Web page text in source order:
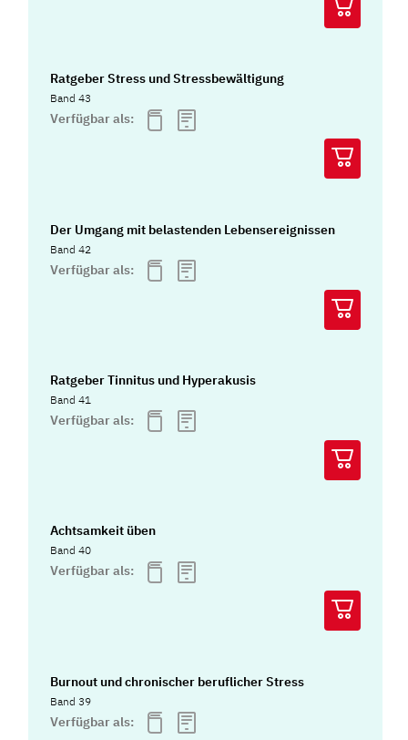
Ratgeber Stress und Stressbewältigung
Band 43
Verfügbar als:
Der Umgang mit belastenden Lebensereignissen
Band 42
Verfügbar als:
Ratgeber Tinnitus und Hyperakusis
Band 41
Verfügbar als:
Achtsamkeit üben
Band 40
Verfügbar als:
Burnout und chronischer beruflicher Stress
Band 39
Verfügbar als: